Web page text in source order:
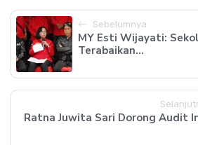
Sebelumnya
MY Esti Wijayati:
Terabaikan...
Ratna Juwita Sari Dorong Audit